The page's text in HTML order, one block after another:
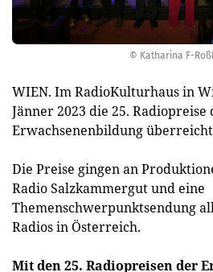
© Katharina F-
WIEN. Im RadioKulturhaus in
Jänner 2023 die 25. Radiopreise
Erwachsenenbildung
Die Preise gingen an
Radio Salzkammergut und eine
Themenschwerpunktsendung
Radios in Österreich.
Mit den 25. Radiopreisen der